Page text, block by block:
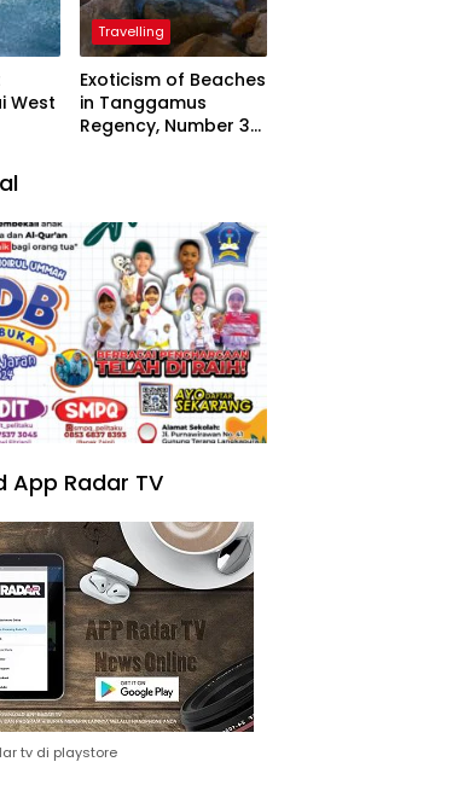
West
Travelling
Exoticism of Beaches
in Tanggamus
Regency, Number 3
App Radar TV
tv di playstore